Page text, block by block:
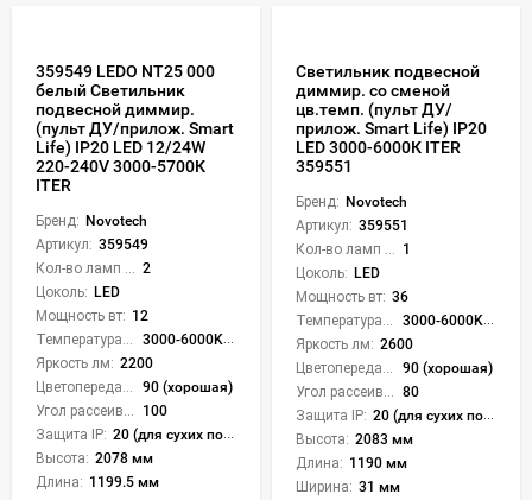
359549 LEDO NT25 000
белый Светильник
подвесной диммир.
(пульт ДУ/прилож. Smart
Life) IP20 LED 12/24W
220-240V 3000-5700К
ITER
Бренд: Novotech
Артикул: 359549
Кол-во ламп или LED: 2
Цоколь: LED
Мощность вт: 12
Температура света:
3000-6000K (плавная рег.)
Яркость лм: 2200
Цветопередача (CRI):
90 (хорошая)
Угол рассеивания света °:
100
Защита IP: 20 (для сухих пом.)
Высота: 2078 мм
Длина: 1199.5 мм
Светильник подвесной
диммир. со сменой
цв.темп. (пульт ДУ/
прилож. Smart Life) IP20
LED 3000-6000К ITER
359551
Бренд: Novotech
Артикул: 359551
Кол-во ламп или LED: 1
Цоколь: LED
Мощность вт: 36
Температура света:
3000-6000K (плавная рег.)
Яркость лм: 2600
Цветопередача (CRI):
90 (хорошая)
Угол рассеивания света °: 80
Защита IP: 20 (для сухих пом.)
Высота: 2083 мм
Длина: 1190 мм
Ширина: 31 мм